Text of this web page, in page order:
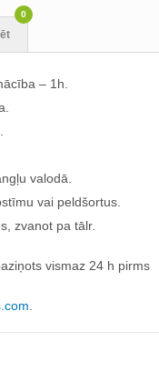
0
– 1h.
valodā.
vai peldšortus.
zvanot pa tālr.
vismaz 24 h pirms